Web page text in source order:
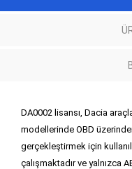
DA0002 lisansı, Dacia
modellerinde OBD
gerçekleştirmek için
çalışmaktadır ve yalnızca